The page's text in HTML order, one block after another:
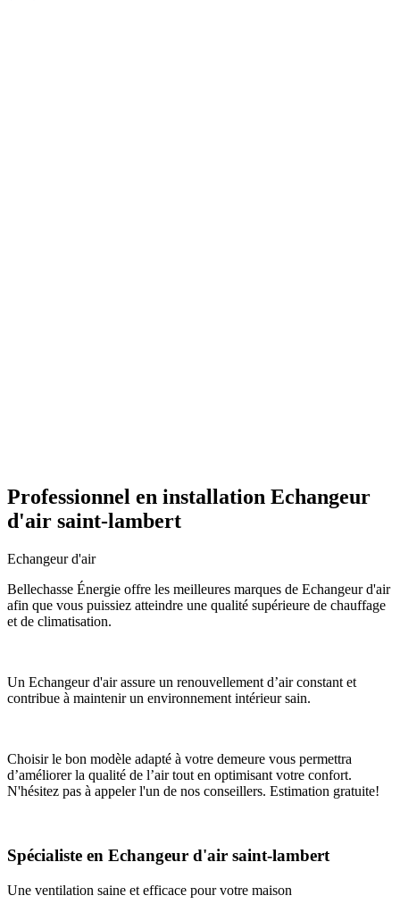
Professionnel en installation Echangeur
d'air saint-lambert
Echangeur d'air
Bellechasse Énergie offre les meilleures marques de Echangeur d'air
afin que vous puissiez atteindre une qualité supérieure de chauffage
et de climatisation.
Un Echangeur d'air assure un renouvellement d’air constant et
contribue à maintenir un environnement intérieur sain.
Choisir le bon modèle adapté à votre demeure vous permettra
d’améliorer la qualité de l’air tout en optimisant votre confort.
N'hésitez pas à appeler l'un de nos conseillers. Estimation gratuite!
Spécialiste en Echangeur d'air saint-lambert
Une ventilation saine et efficace pour votre maison